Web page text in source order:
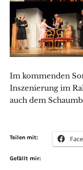
Im kommenden
Inszenierung im
auch dem
Teilen mit:
Gefällt mir: